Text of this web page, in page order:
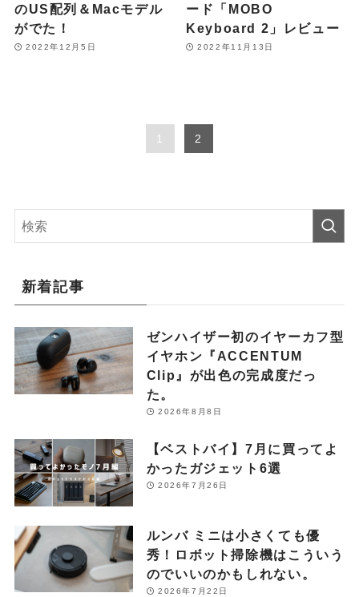
のUS配列＆Macモデル
がでた！
2022年12月5日
ード「MOBO
Keyboard 2」レビュー
2022年11月13日
1 2
新着記事
ゼンハイザー初のイヤーカフ型
イヤホン『ACCENTUM
Clip』が出色の完成度だっ
た。
2026年8月8日
【ベストバイ】7月に買ってよ
かったガジェット6選
2026年7月26日
ルンバ ミニは小さくても優
秀！ロボット掃除機はこういう
のでいいのかもしれない。
2026年7月22日